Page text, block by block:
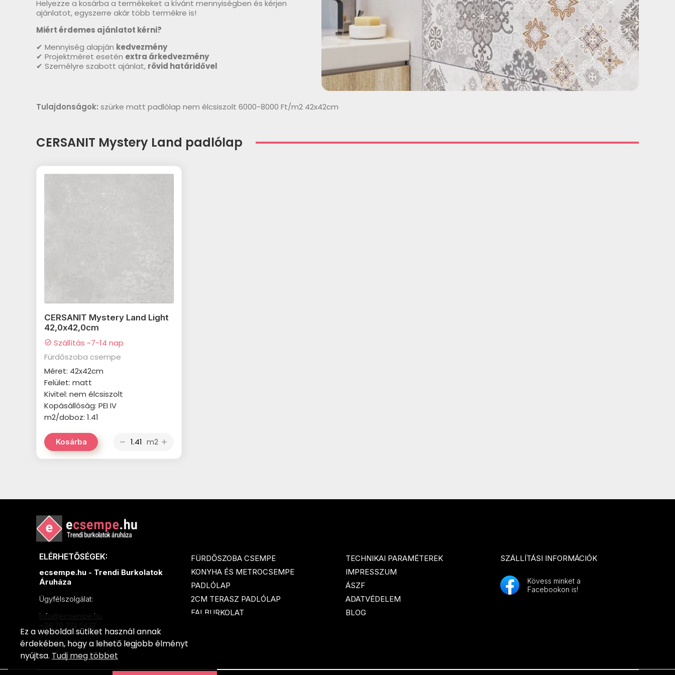
Helyezze a kosárba a termékeket a kívánt mennyiségben és kérjen
ajánlatot, egyszerre akár több termékre is!
Miért érdemes ajánlatot kérni?
✔ Mennyiség alapján kedvezmény
✔ Projektméret esetén extra árkedvezmény
✔ Személyre szabott ajánlat, rövid határidővel
Tulajdonságok: szürke matt padlólap nem élcsiszolt 6000-8000 Ft/m2 42x42cm
CERSANIT Mystery Land padlólap
CERSANIT Mystery Land Light
42,0x42,0cm
check_circle Szállítás ~7-14 nap
Fürdőszoba csempe
Méret: 42x42cm
Felület: matt
Kivitel: nem élcsiszolt
Kopásállóság: PEI IV
m2/doboz: 1.41
Kosárba remove m2 add
ELÉRHETŐSÉGEK:
ecsempe.hu - Trendi Burkolatok
Áruháza
Ügyfélszolgálat:
info@ecsempe.hu
+36 70 774 5477
KAPCSOLAT és NYITVATARTÁS
FÜRDŐSZOBA CSEMPE
KONYHA ÉS METROCSEMPE
PADLÓLAP
2CM TERASZ PADLÓLAP
FALBURKOLAT
TECHNIKAI PARAMÉTEREK
IMPRESSZUM
ÁSZF
ADATVÉDELEM
BLOG
SZÁLLÍTÁSI INFORMÁCIÓK
Kövess minket a
Facebookon is!
Ez a weboldal sütiket használ annak
érdekében, hogy a lehető legjobb élményt
nyújtsa. Tudj meg többet